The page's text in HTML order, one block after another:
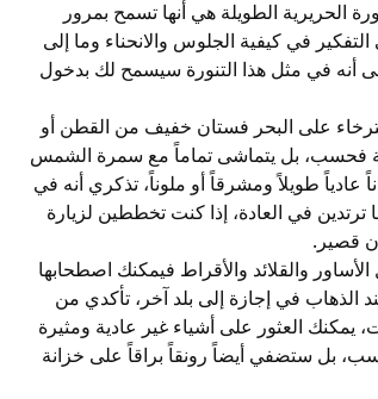
الحريرية الطويلة هي أنها تسمح بمرور
في كيفية الجلوس والانحناء وما إلى
أنه في مثل هذا التنورة سيسمح لك بدخول
على البحر فستان خفيف من القطن أو
فحسب، بل يتماشى تماماً مع سمرة الشمس
طويلاً ومشرقاً أو ملوناً، تذكري أنه في
ترتدين في العادة، إذا كنت تخططين لزيارة
قصير.
والقلائد والأقراط فيمكنك اصطحابها
الذهاب في إجازة إلى بلد آخر، تأكدي من
يمكنك العثور على أشياء غير عادية ومثيرة
بل ستضفي أيضاً رونقاً براقاً على خزانة